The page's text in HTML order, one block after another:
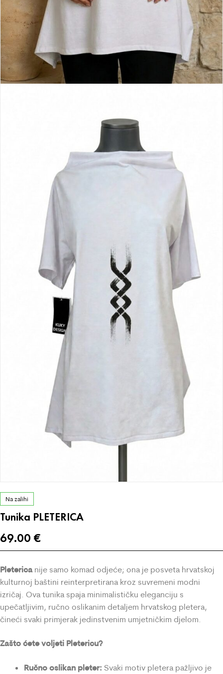
Na zalihi
Tunika PLETERICA
69.00€
Pleterica nije samo komad odjeće; ona je posveta hrvatskoj
kulturnoj baštini reinterpretirana kroz suvremeni modni
izričaj. Ova tunika spaja minimalističku eleganciju s
upečatljivim, ručno oslikanim detaljem hrvatskog pletera,
čineći svaki primjerak jedinstvenim umjetničkim djelom.
Zašto ćete voljeti Pletericu?
Ručno oslikan pleter: Svaki motiv pletera pažljivo je